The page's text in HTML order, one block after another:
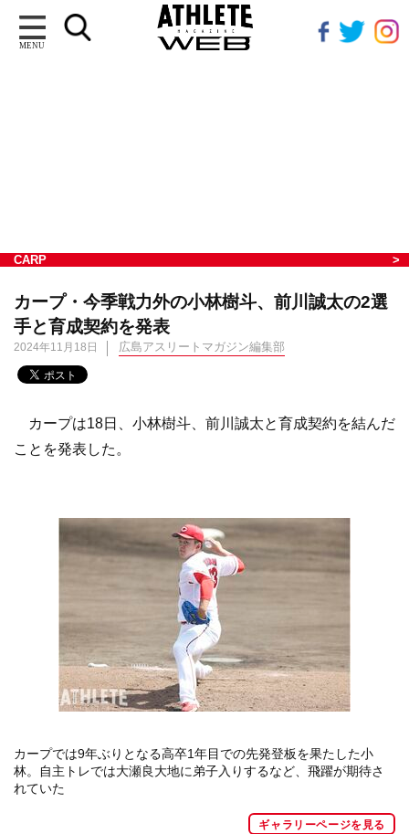
MENU
CARP
カープ・今季戦力外の小林樹斗、前川誠太の2選
手と育成契約を発表
2024年11月18日 広島アスリートマガジン編集部
カープは18日、小林樹斗、前川誠太と育成契約を結んだ
ことを発表した。
カープでは9年ぶりとなる高卒1年目での先発登板を果たした小
林。自主トレでは大瀬良大地に弟子入りするなど、飛躍が期待さ
れていた
ギャラリーページを見る